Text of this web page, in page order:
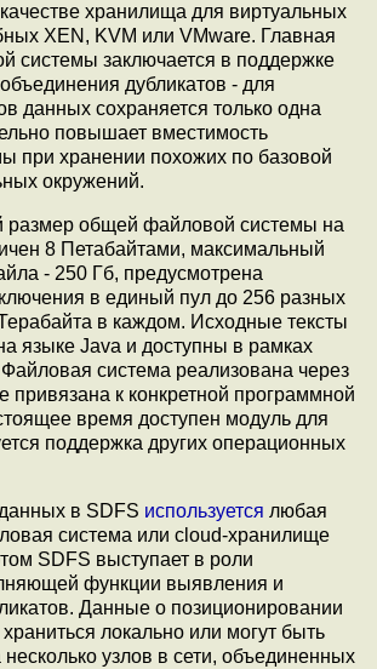
хранилища для виртуальных
XEN, KVM или VMware. Главная
системы заключается в поддержке
дубликатов - для
данных сохраняется только одна
повышает вместимость
при хранении похожих по базовой
окружений.
размер общей файловой системы на
8 Петабайтами, максимальный
- 250 Гб, предусмотрена
в единый пул до 256 разных
в каждом. Исходные тексты
языке Java и доступны в рамках
система реализована через
привязана к конкретной программной
время доступен модуль для
поддержка других операционных
в SDFS используется любая
система или cloud-хранилище
SDFS выступает в роли
функции выявления и
Данные о позиционировании
храниться локально или могут быть
узлов в сети, объединенных